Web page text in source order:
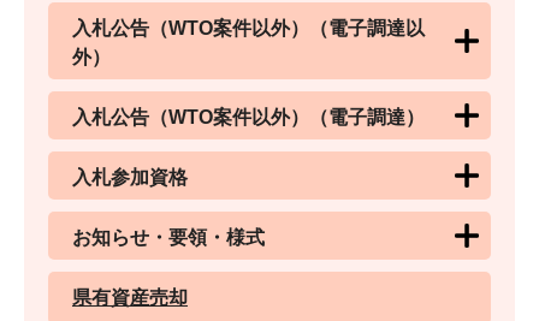
入札公告（WTO案件以外）（電子調達以
外）
入札公告（WTO案件以外）（電子調達）
入札参加資格
お知らせ・要領・様式
県有資産売却